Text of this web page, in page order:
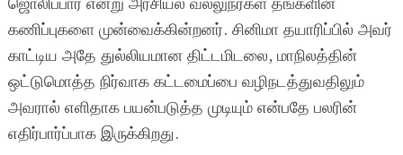
கணிப்புகளை முன்வைக்கின்றனர். சினிமா தயாரிப்பில் அவர்
காட்டிய அதே துல்லியமான திட்டமிடலை, மாநிலத்தின்
ஒட்டுமொத்த நிர்வாக கட்டமைப்பை வழிநடத்துவதிலும்
அவரால் எளிதாக பயன்படுத்த முடியும் என்பதே பலரின்
எதிர்பார்ப்பாக இருக்கிறது.